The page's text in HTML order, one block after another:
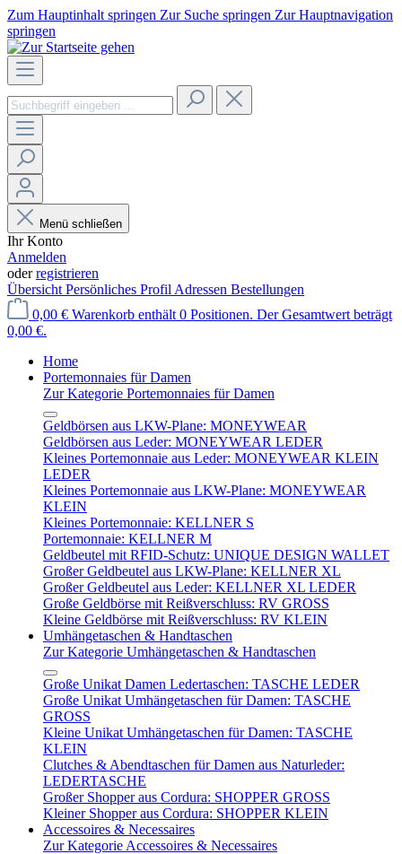
Zum Hauptinhalt springen Zur Suche springen Zur Hauptnavigation
springen
Menü schließen
Ihr Konto
Anmelden
oderregistrieren
Übersicht Persönliches Profil Adressen Bestellungen
0,00 € Warenkorb enthält 0 Positionen. Der Gesamtwert beträgt
0,00 €.
Home
Portemonnaies für Damen
Zur Kategorie Portemonnaies für Damen
Geldbörsen aus LKW-Plane: MONEYWEAR
Geldbörsen aus Leder: MONEYWEAR LEDER
Kleines Portemonnaie aus Leder: MONEYWEAR KLEIN
LEDER
Kleines Portemonnaie aus LKW-Plane: MONEYWEAR
KLEIN
Kleines Portemonnaie: KELLNER S
Portemonnaie: KELLNER M
Geldbeutel mit RFID-Schutz: UNIQUE DESIGN WALLET
Großer Geldbeutel aus LKW-Plane: KELLNER XL
Großer Geldbeutel aus Leder: KELLNER XL LEDER
Große Geldbörse mit Reißverschluss: RV GROSS
Kleine Geldbörse mit Reißverschluss: RV KLEIN
Umhängetaschen & Handtaschen
Zur Kategorie Umhängetaschen & Handtaschen
Große Unikat Damen Ledertaschen: TASCHE LEDER
Große Unikat Umhängetaschen für Damen: TASCHE
GROSS
Kleine Unikat Umhängetaschen für Damen: TASCHE
KLEIN
Clutches & Abendtaschen für Damen aus Naturleder:
LEDERTASCHE
Großer Shopper aus Cordura: SHOPPER GROSS
Kleiner Shopper aus Cordura: SHOPPER KLEIN
Accessoires & Necessaires
Zur Kategorie Accessoires & Necessaires